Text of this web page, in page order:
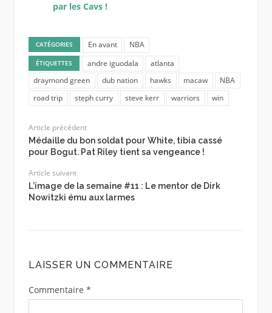
par les Cavs !
CATÉGORIES En avant NBA
ÉTIQUETTES andre iguodala
atlanta
draymond green
dub nation hawks macaw
NBA
road trip
steph curry steve kerr warriors win
Article précédent
Médaille du bon soldat pour White, tibia cassé
pour Bogut. Pat Riley tient sa vengeance !
Article suivant
L’image de la semaine #11 : Le mentor de Dirk
Nowitzki ému aux larmes
LAISSER UN COMMENTAIRE
Commentaire *